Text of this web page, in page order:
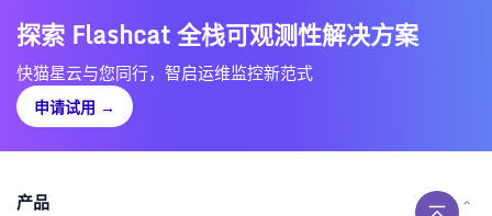
探索 Flashcat 全栈可观测性解决方案
快猫星云与您同行，智启运维监控新范式
申请试用 →
产品